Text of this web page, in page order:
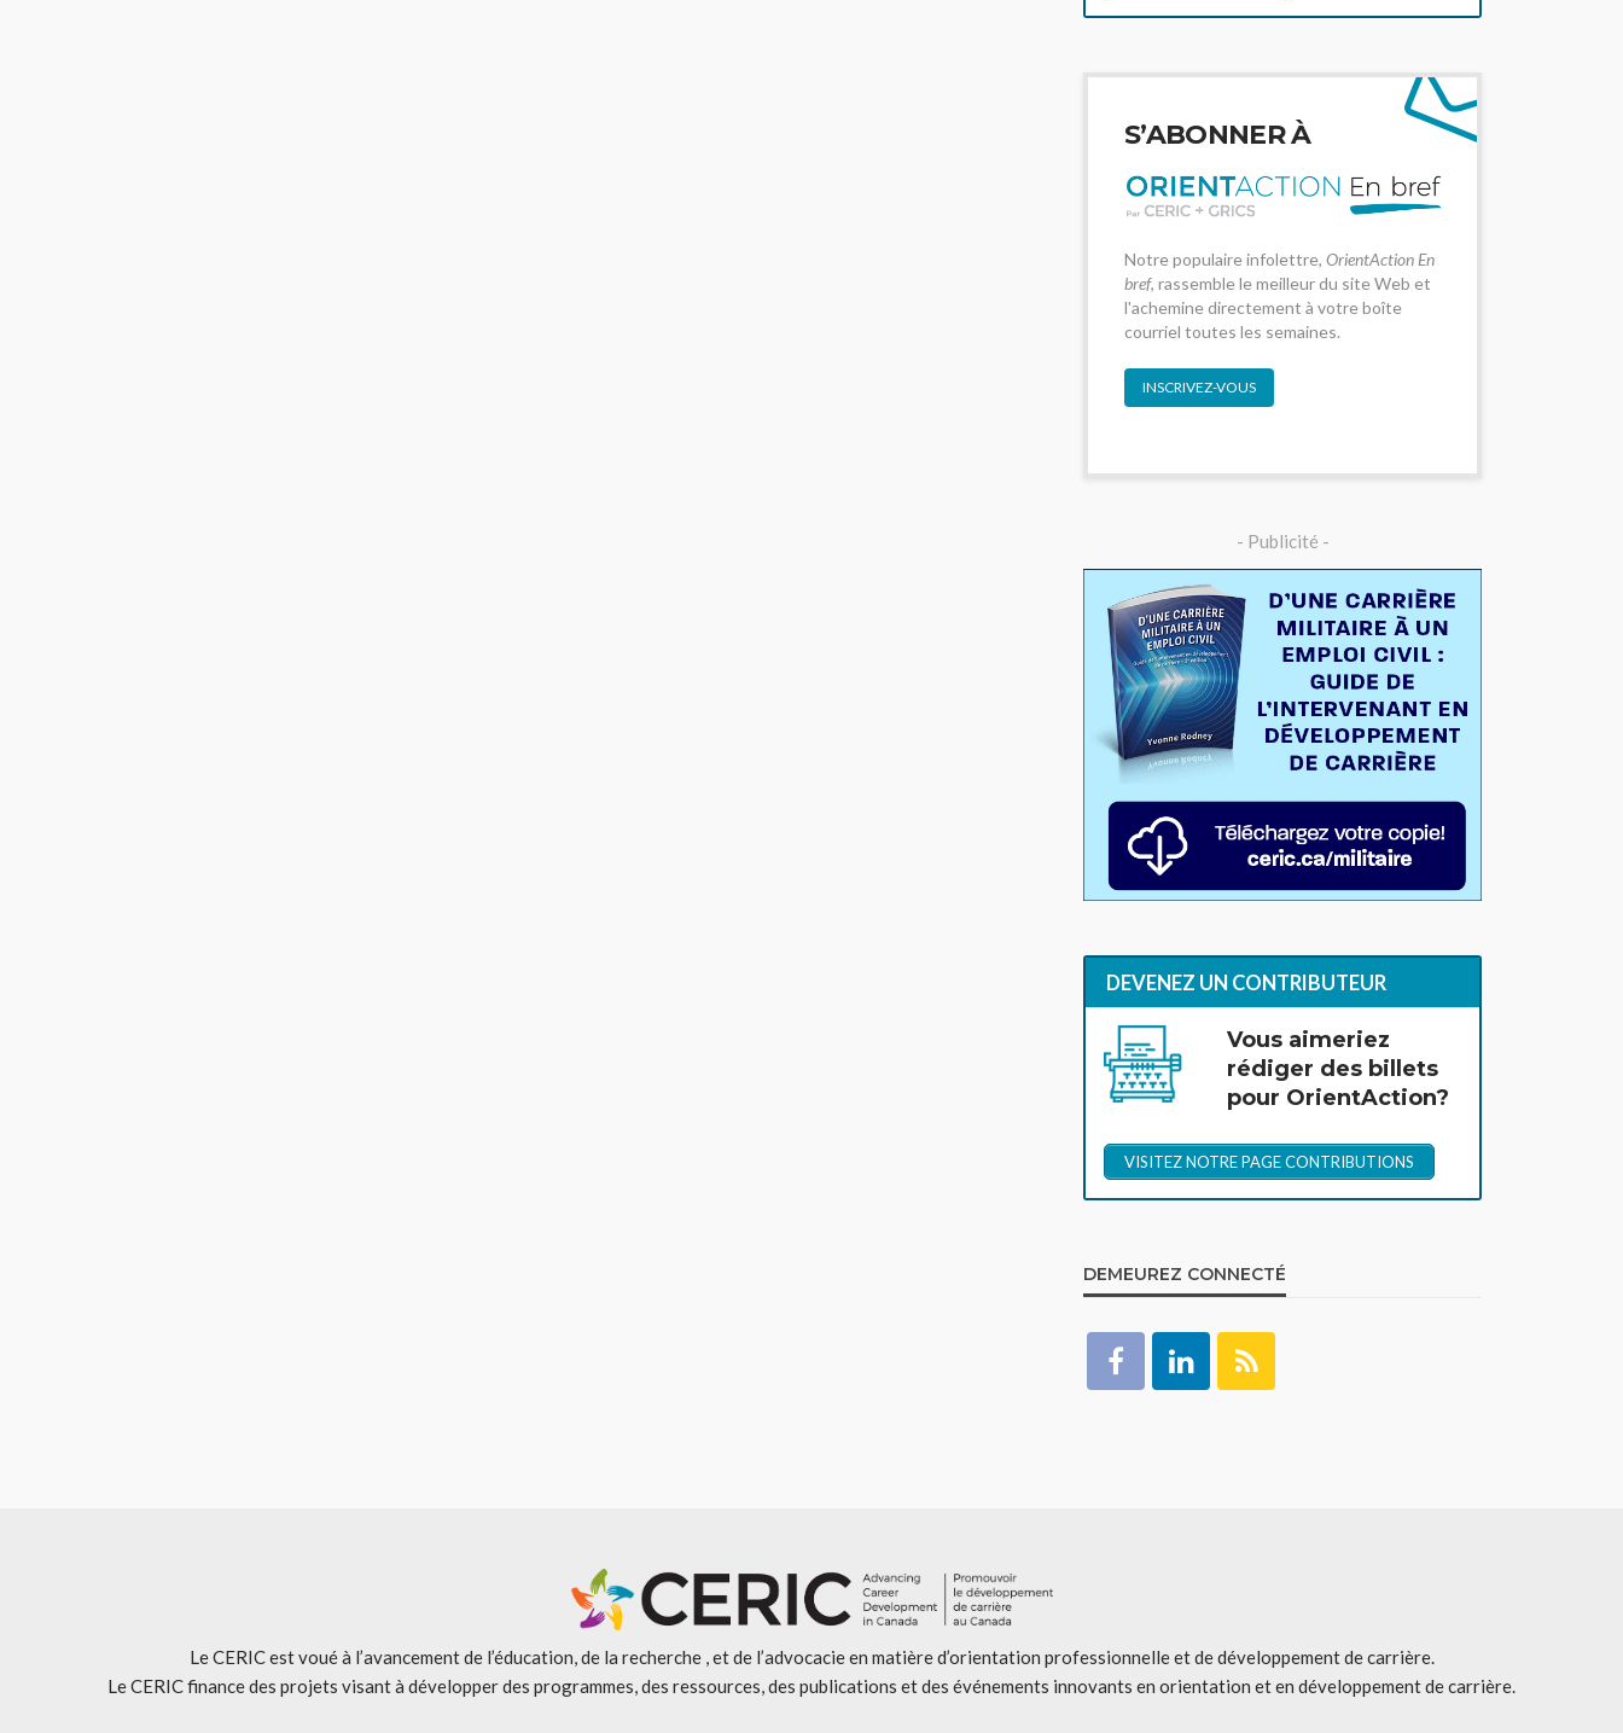
S’ABONNER À
Notre populaire infolettre, OrientAction En
bref, rassemble le meilleur du site Web et
l'achemine directement à votre boîte
courriel toutes les semaines.
INSCRIVEZ-VOUS
- Publicité -
DEVENEZ UN CONTRIBUTEUR
Vous aimeriez
rédiger des billets
pour OrientAction?
VISITEZ NOTRE PAGE CONTRIBUTIONS
DEMEUREZ CONNECTÉ
Le CERIC est voué à l’avancement de l’éducation, de la recherche , et de l’advocacie en matière d’orientation professionnelle et de développement de carrière.
Le CERIC finance des projets visant à développer des programmes, des ressources, des publications et des événements innovants en orientation et en développement de carrière.